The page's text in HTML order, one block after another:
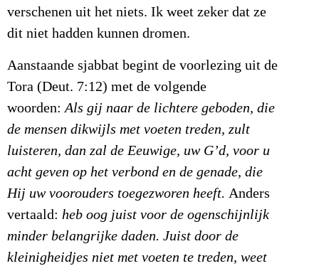
verschenen uit het niets. Ik weet zeker dat ze
dit niet hadden kunnen dromen.
Aanstaande sjabbat begint de voorlezing uit de
Tora (Deut. 7:12) met de volgende
woorden:Als gij naar de lichtere geboden, die
de mensen dikwijls met voeten treden, zult
luisteren, dan zal de Eeuwige, uw G’d, voor u
acht geven op het verbond en de genade, die
Hij uw voorouders toegezworen heeft. Anders
vertaald: heb oog juist voor de ogenschijnlijk
minder belangrijke daden. Juist door de
kleinigheidjes niet met voeten te treden, weet